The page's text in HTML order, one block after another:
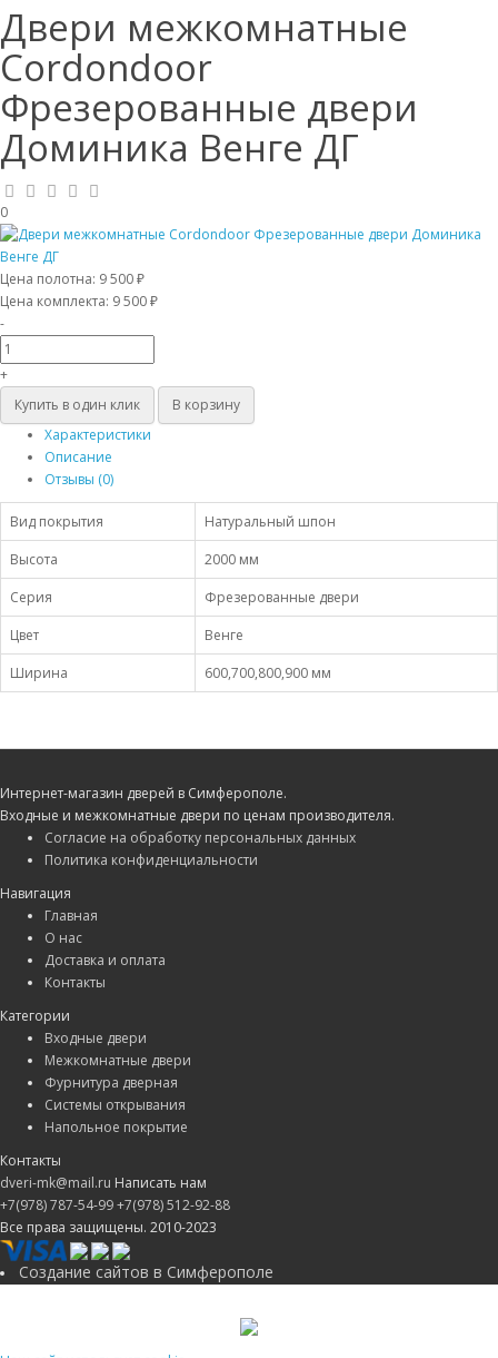
Двери межкомнатные
Cordondoor
Фрезерованные двери
Доминика Венге ДГ
0
Цена полотна: 9 500 ₽
Цена комплекта: 9 500 ₽
-
+
Купить в один клик
В корзину
Характеристики
Описание
Отзывы (0)
Вид покрытия
Натуральный шпон
Высота
2000 мм
Серия
Фрезерованные двери
Цвет
Венге
Ширина
600,700,800,900 мм
Интернет-магазин дверей в Симферополе.
Входные и межкомнатные двери по ценам производителя.
Согласие на обработку персональных данных
Политика конфиденциальности
Навигация
Главная
О нас
Доставка и оплата
Контакты
Категории
Входные двери
Межкомнатные двери
Фурнитура дверная
Системы открывания
Напольное покрытие
Контакты
dveri-mk@mail.ru Написать нам
+7(978) 787-54-99+7(978) 512-92-88
Все права защищены. 2010-2023
Создание сайтов в Симферополе